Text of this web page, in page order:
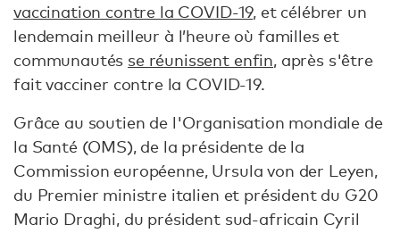
vaccination contre la COVID-19, et célébrer un
lendemain meilleur à l’heure où familles et
communautés se réunissent enfin, après s'être
fait vacciner contre la COVID-19.
Grâce au soutien de l'Organisation mondiale de
la Santé (OMS), de la présidente de la
Commission européenne, Ursula von der Leyen,
du Premier ministre italien et président du G20
Mario Draghi, du président sud-africain Cyril